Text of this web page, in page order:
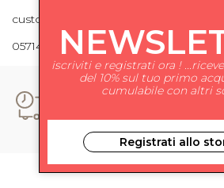
customercare@lavolperossa.it
0571498228
iscriviti e registrati ora !
del 10% sul tuo primo
cumulabile con altri
Registrati allo